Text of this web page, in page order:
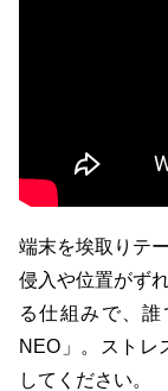
端末を埃取りテ
侵入や位置がず
る仕組みで、
NEO」。ストレ
してください。